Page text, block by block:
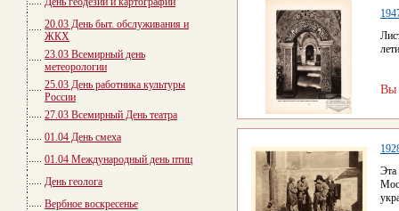
20.03 День быт. обслуживания и
ЖКХ
23.03 Всемирный день
метеорологии
25.03 День работника культуры
России
27.03 Всемирный День театра
01.04 День смеха
01.04 Международный день птиц
День геолога
Вербное воскресенье
Вы